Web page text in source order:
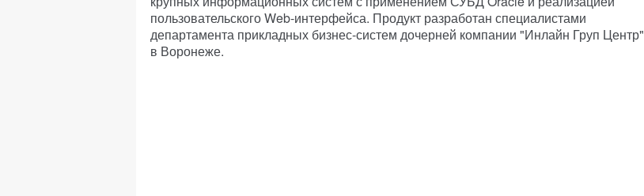
пользовательского Web-интерфейса. Продукт разработан специалистами
департамента прикладных бизнес-систем дочерней компании "Инлайн Груп Центр"
в Воронеже.